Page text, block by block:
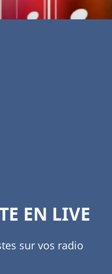
EN LIVE
sur vos radio